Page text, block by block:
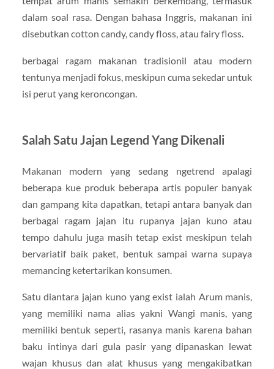
dalam soal rasa. Dengan bahasa Inggris, makanan ini
disebutkan cotton candy, candy floss, atau fairy floss.
berbagai ragam makanan tradisionil atau modern
tentunya menjadi fokus, meskipun cuma sekedar untuk
isi perut yang keroncongan.
Salah Satu Jajan Legend Yang Dikenali
Makanan modern yang sedang ngetrend apalagi
beberapa kue produk beberapa artis populer banyak
dan gampang kita dapatkan, tetapi antara banyak dan
berbagai ragam jajan itu rupanya jajan kuno atau
tempo dahulu juga masih tetap exist meskipun telah
bervariatif baik paket, bentuk sampai warna supaya
memancing ketertarikan konsumen.
Satu diantara jajan kuno yang exist ialah Arum manis,
yang memiliki nama alias yakni Wangi manis, yang
memiliki bentuk seperti, rasanya manis karena bahan
baku intinya dari gula pasir yang dipanaskan lewat
wajan khusus dan alat khusus yang mengakibatkan